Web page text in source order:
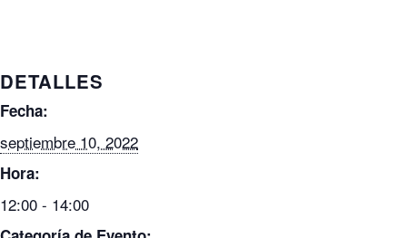
DETALLES
Fecha:
septiembre 10, 2022
Hora:
12:00 - 14:00